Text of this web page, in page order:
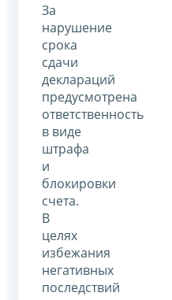
За
нарушение
срока
сдачи
деклараций
предусмотрена
ответственность
в виде
штрафа
и
блокировки
счета.
В
целях
избежания
негативных
последствий